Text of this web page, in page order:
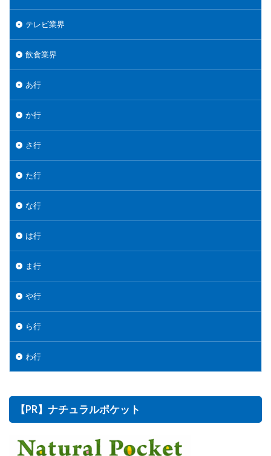
テレビ業界
飲食業界
あ行
か行
さ行
た行
な行
は行
ま行
や行
ら行
わ行
【PR】ナチュラルポケット